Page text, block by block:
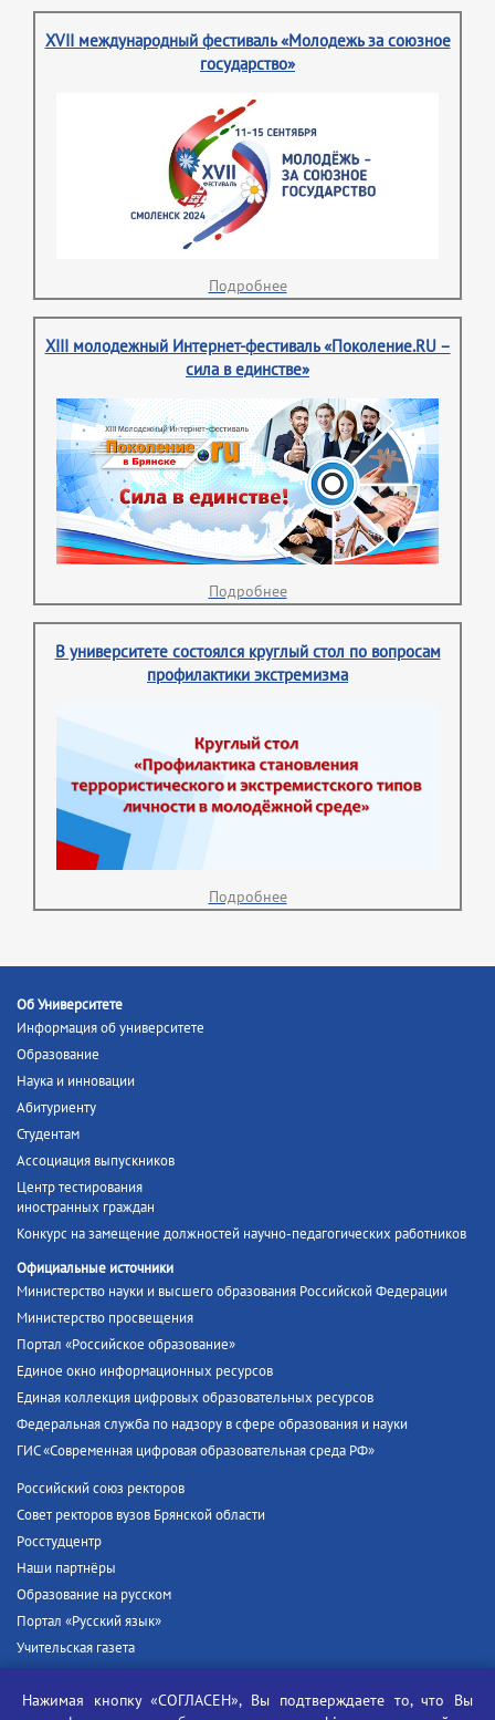
XVII международный фестиваль «Молодежь за союзное
государство»
Подробнее
XIII молодежный Интернет-фестиваль «Поколение.RU –
сила в единстве»
Подробнее
В университете состоялся круглый стол по вопросам
профилактики экстремизма
Подробнее
Об Университете
Информация об университете
Образование
Наука и инновации
Абитуриенту
Студентам
Ассоциация выпускников
Центр тестирования
иностранных граждан
Конкурс на замещение должностей научно-педагогических работников
Официальные источники
Министерство науки и высшего образования Российской Федерации
Министерство просвещения
Портал «Российское образование»
Единое окно информационных ресурсов
Единая коллекция цифровых образовательных ресурсов
Федеральная служба по надзору в сфере образования и науки
ГИС «Современная цифровая образовательная среда РФ»
Российский союз ректоров
Совет ректоров вузов Брянской области
Росстудцентр
Наши партнёры
Образование на русском
Портал «Русский язык»
Учительская газета
Единый портал государственных услуг
Нажимая кнопку «СОГЛАСЕН», Вы подтверждаете то, что Вы